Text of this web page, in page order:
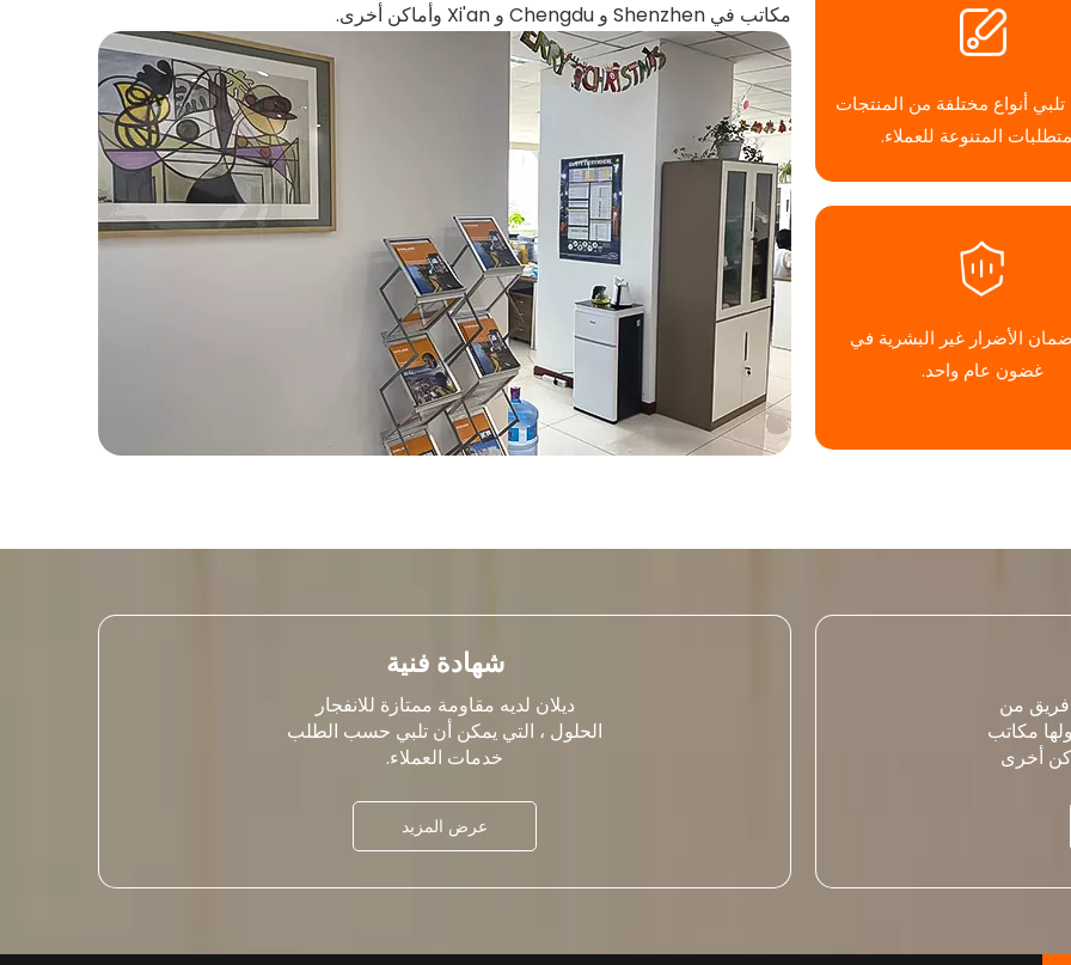
مكاتب في Shenzhen و Chengdu و Xi'an وأماكن أخرى.
أنواع مختلفة من المنتجات
المتنوعة للعملاء.
الأضرار غير البشرية في
غضون عام واحد.
شهادة فنية
ديلان لديه مقاومة ممتازة للانفجار
الحلول ، التي يمكن أن تلبي حسب الطلب
خدمات العملاء.
عرض المزيد
فريق من
أخرى